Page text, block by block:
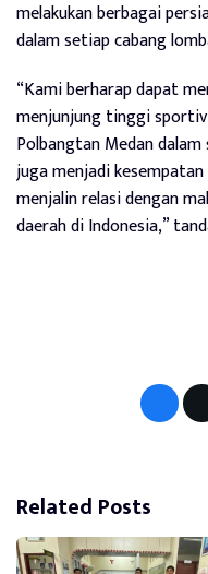
melakukan berbagai
dalam setiap cabang
“Kami berharap dapat
menjunjung tinggi
Polbangtan Medan
juga menjadi
menjalin relasi dengan
daerah di Indonesia,”
Related Posts